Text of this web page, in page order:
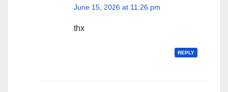
June 15, 2026 at 11:26 pm
thx
REPLY